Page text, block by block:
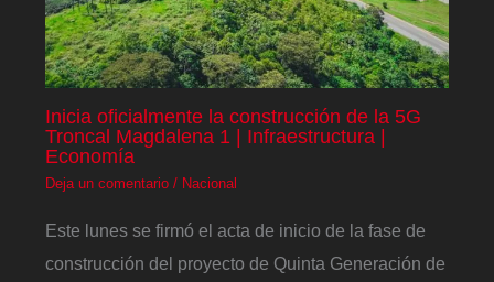
Inicia oficialmente la construcción de la 5G
Troncal Magdalena 1 | Infraestructura |
Economía
Deja un comentario / Nacional
Este lunes se firmó el acta de inicio de la fase de
construcción del proyecto de Quinta Generación de